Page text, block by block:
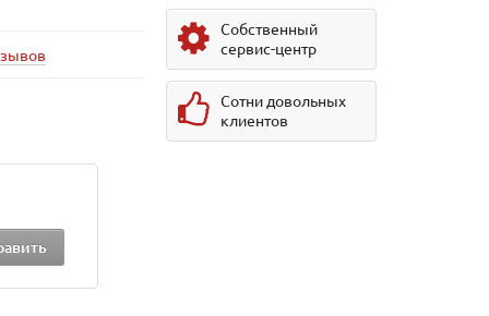
Собственный
сервис-центр
Сотни довольных
клиентов